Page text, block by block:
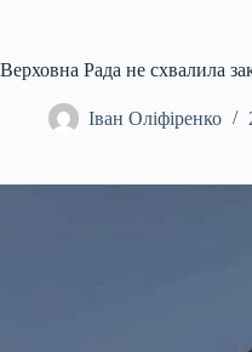
Верховна Рада не схвалила
Іван Оліфіренко